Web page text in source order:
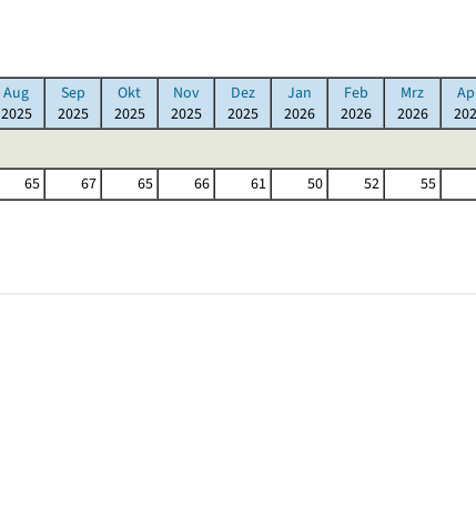
Aug
2025
Sep
2025
Okt
2025
Nov
2025
Dez
2025
Jan
2026
Feb
2026
Mrz
2026
65 67 65 66 61 50 52 55